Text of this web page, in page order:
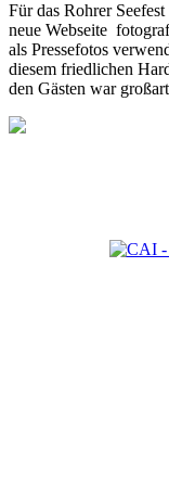
Für das Rohrer
neue Webseite
als Pressefotos
diesem friedlichen
den Gästen war